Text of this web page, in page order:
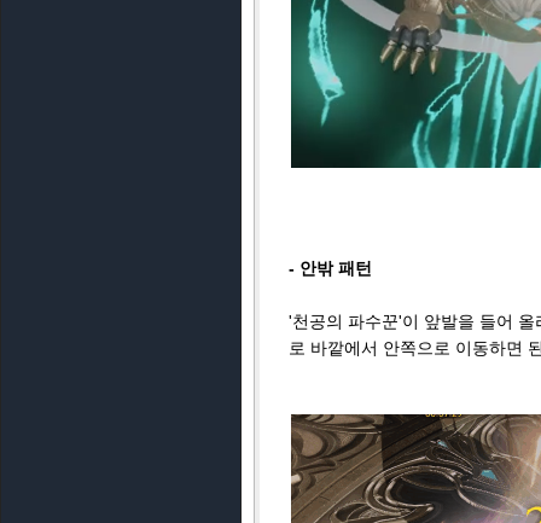
- 안밖 패턴
'천공의 파수꾼'이 앞발을 들어
로 바깥에서 안쪽으로 이동하면